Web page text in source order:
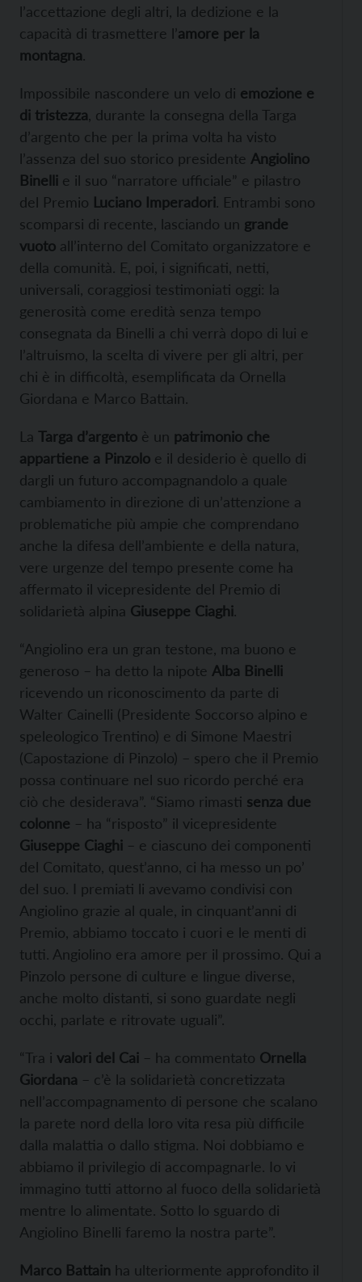
l’accettazione degli altri, la dedizione e la
capacità di trasmettere l’amore per la
montagna.
Impossibile nascondere un velo di emozione e
di tristezza , durante la consegna della Targa
d’argento che per la prima volta ha visto
l’assenza del suo storico presidente Angiolino
Binelli e il suo “narratore ufficiale” e pilastro
del Premio Luciano Imperadori. Entrambi sono
scomparsi di recente, lasciando un grande
vuoto all’interno del Comitato organizzatore e
della comunità. E, poi, i significati, netti,
universali, coraggiosi testimoniati oggi: la
generosità come eredità senza tempo
consegnata da Binelli a chi verrà dopo di lui e
l’altruismo, la scelta di vivere per gli altri, per
chi è in difficoltà, esemplificata da Ornella
Giordana e Marco Battain.
La Targa d’argento è un patrimonio che
appartiene a Pinzolo e il desiderio è quello di
dargli un futuro accompagnandolo a quale
cambiamento in direzione di un’attenzione a
problematiche più ampie che comprendano
anche la difesa dell’ambiente e della natura,
vere urgenze del tempo presente come ha
affermato il vicepresidente del Premio di
solidarietà alpina Giuseppe Ciaghi.
“Angiolino era un gran testone, ma buono e
generoso – ha detto la nipote Alba Binelli
ricevendo un riconoscimento da parte di
Walter Cainelli (Presidente Soccorso alpino e
speleologico Trentino) e di Simone Maestri
(Capostazione di Pinzolo) – spero che il Premio
possa continuare nel suo ricordo perché era
ciò che desiderava”. “Siamo rimasti senza due
colonne – ha “risposto” il vicepresidente
Giuseppe Ciaghi – e ciascuno dei componenti
del Comitato, quest’anno, ci ha messo un po’
del suo. I premiati li avevamo condivisi con
Angiolino grazie al quale, in cinquant’anni di
Premio, abbiamo toccato i cuori e le menti di
tutti. Angiolino era amore per il prossimo. Qui a
Pinzolo persone di culture e lingue diverse,
anche molto distanti, si sono guardate negli
occhi, parlate e ritrovate uguali”.
“Tra i valori del Cai – ha commentato Ornella
Giordana – c’è la solidarietà concretizzata
nell’accompagnamento di persone che scalano
la parete nord della loro vita resa più difficile
dalla malattia o dallo stigma. Noi dobbiamo e
abbiamo il privilegio di accompagnarle. Io vi
immagino tutti attorno al fuoco della solidarietà
mentre lo alimentate. Sotto lo sguardo di
Angiolino Binelli faremo la nostra parte”.
Marco Battain ha ulteriormente approfondito il